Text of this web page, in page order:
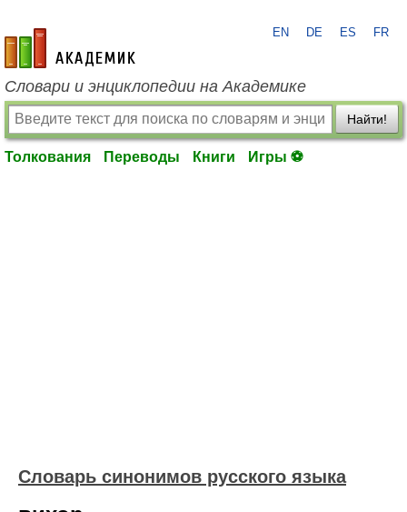
academic.ru
EN DE ES FR
Словари и энциклопедии на Академике
Найти!
Толкования Переводы Книги Игры ⚽
Словарь синонимов русского языка